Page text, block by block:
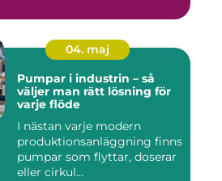
04. maj
Pumpar i industrin – så
väljer man rätt lösning för
varje flöde
I nästan varje modern
produktionsanläggning finns
pumpar som flyttar, doserar
eller cirkul...